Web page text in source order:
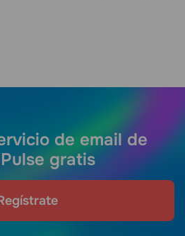
de email de
gratis